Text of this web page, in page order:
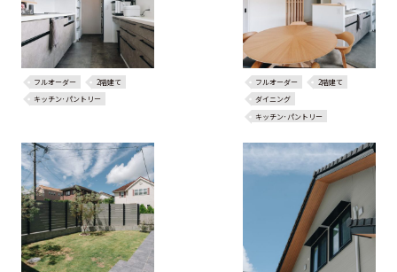
フルオーダー
2階建て
キッチン･パントリー
フルオーダー
2階建て
ダイニング
キッチン･パントリー